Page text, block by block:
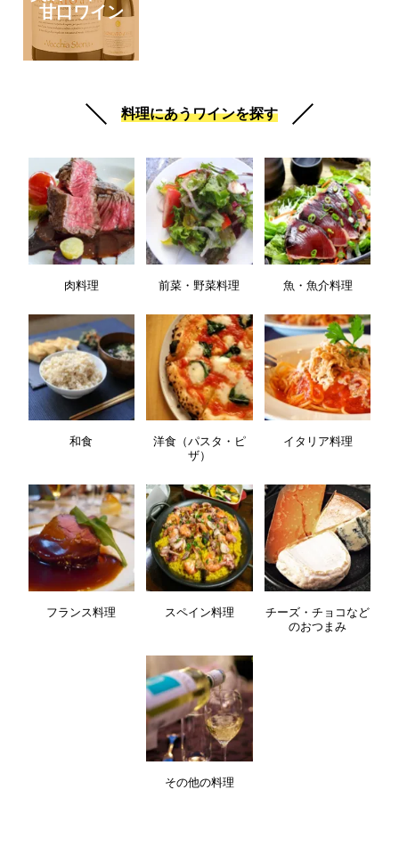
甘口ワイン
料理にあうワインを探す
肉料理 前菜・野菜料理 魚・魚介料理
和食
洋食（パスタ・ピ
ザ）
イタリア料理
フランス料理 スペイン料理
チーズ・チョコなど
のおつまみ
その他の料理